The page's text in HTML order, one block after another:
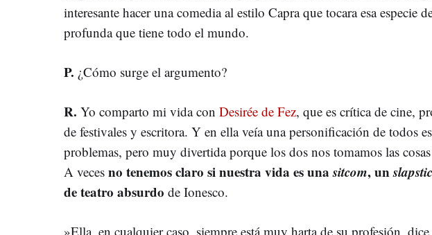
interesante hacer una comedia al estilo Capra que tocara esa especie
profunda que tiene todo el mundo.
P. ¿Cómo surge el argumento?
R. Yo comparto mi vida con Desirée de Fez, que es crítica de cine,
de festivales y escritora. Y en ella veía una personificación de todos
problemas, pero muy divertida porque los dos nos tomamos las
A veces no tenemos claro si nuestra vida es unasitcom, un
de teatro absurdo de Ionesco.
»Ella, en cualquier caso, siempre está muy harta de su profesión,